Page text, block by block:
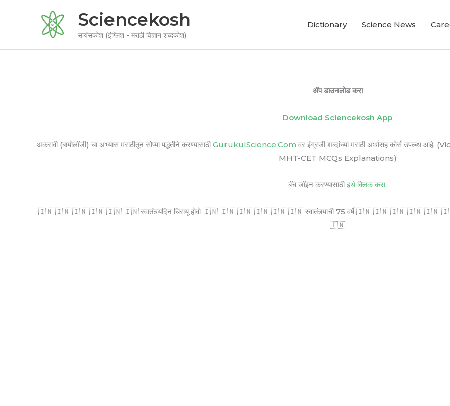
Sciencekosh
सायंसकोश (इंग्लिश - मराठी विज्ञान शब्दकोश)
Dictionary Science News
ॲप डाउनलोड करा
Download Sciencekosh App
अकरावी (बायोलॉजी) चा अभ्यास मराठीतून सोप्या पद्धतीने करण्यासाठीGurukulScience.Com वर इंग्रजी शब्दांच्या मराठी अर्थासह कोर्स
MHT-CET MCQs Explanations)
बॅच जॉइन करण्यासाठीइथे क्लिक करा.
🇮🇳 🇮🇳 🇮🇳 🇮🇳 🇮🇳 🇮🇳 स्वातंत्र्यदिन चिरायू होवो 🇮🇳 🇮🇳 🇮🇳 🇮🇳 🇮🇳 🇮🇳 स्वातंत्र्याची 75 वर्षे 🇮🇳 🇮🇳 🇮🇳 🇮🇳 🇮🇳 🇮🇳
🇮🇳